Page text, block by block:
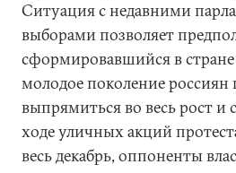
Ситуация с недавними
выборами позволяет
сформировавшийся в стране
молодое поколение россиян
выпрямиться во весь рост и
ходе уличных акций
весь декабрь, оппоненты